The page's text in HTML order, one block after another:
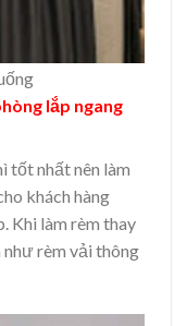
lắp ngang
tốt nhất nên làm
khách hàng
Khi làm rèm thay
rèm vải thông